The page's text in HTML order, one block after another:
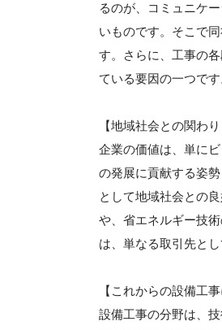
るのが、コミュニケ
いものです。そこで
す。さらに、工事の
ている要因の一つです
【地域社会との関わ
企業の価値は、単に
の発展に貢献する姿
として地域社会との
や、省エネルギー技
は、単なる取引先と
【これからの設備工
設備工事の分野は、